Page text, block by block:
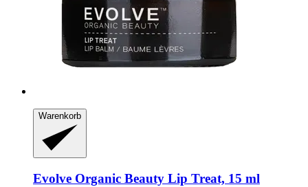
Warenkorb
Evolve Organic Beauty Lip Treat, 15 ml